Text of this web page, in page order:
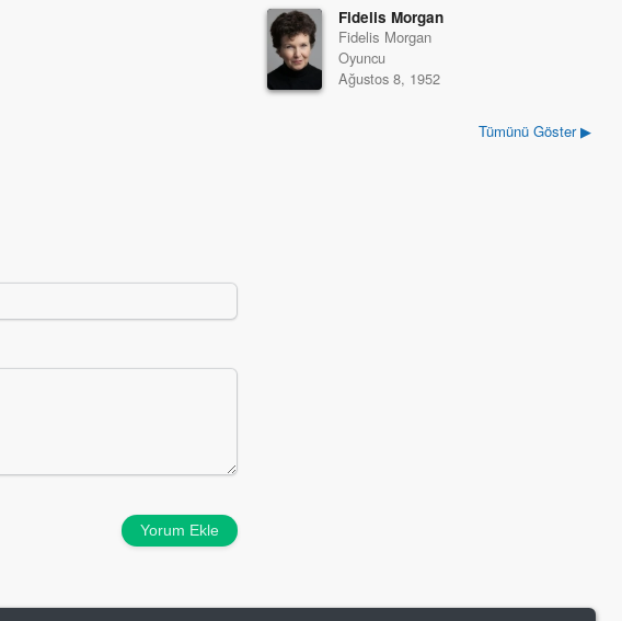
Yorum Ekle
Fidelis Morgan
Fidelis Morgan
Oyuncu
Ağustos 8, 1952
Tümünü Göster ▶